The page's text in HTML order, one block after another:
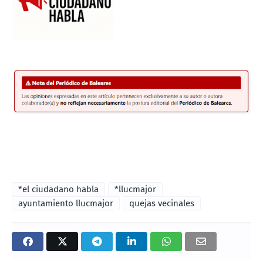
*el ciudadano habla
*llucmajor
ayuntamiento llucmajor
quejas vecinales